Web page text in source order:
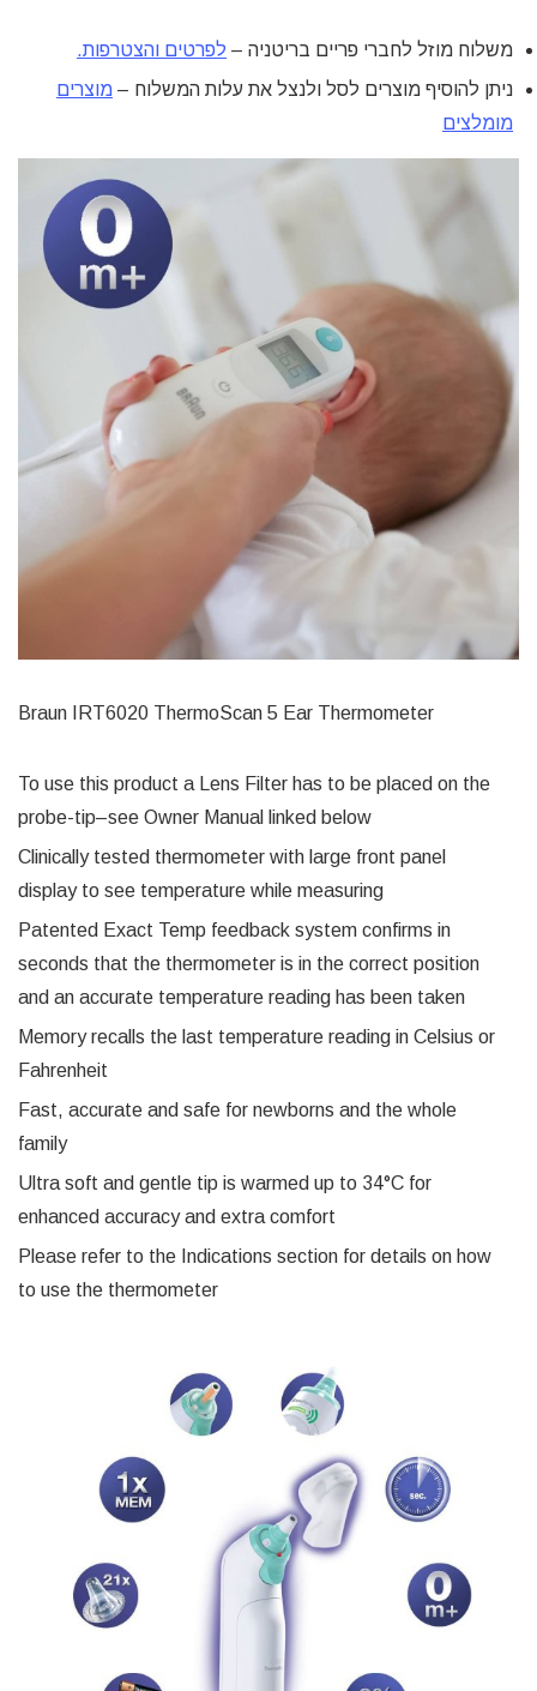
משלוח מוזל לחברי פריים בריטניה – לפרטים והצטרפות.
ניתן להוסיף מוצרים לסל ולנצל את עלות המשלוח – מוצרים
מומלצים
Braun IRT6020 ThermoScan 5 Ear Thermometer
To use this product a Lens Filter has to be placed on the
probe-tip–see Owner Manual linked below
Clinically tested thermometer with large front panel
display to see temperature while measuring
Patented Exact Temp feedback system confirms in
seconds that the thermometer is in the correct position
and an accurate temperature reading has been taken
Memory recalls the last temperature reading in Celsius or
Fahrenheit
Fast, accurate and safe for newborns and the whole
family
Ultra soft and gentle tip is warmed up to 34°C for
enhanced accuracy and extra comfort
Please refer to the Indications section for details on how
to use the thermometer